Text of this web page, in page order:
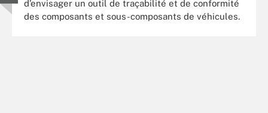
d’envisager un outil de traçabilité et de conformité
des composants et sous-composants de véhicules.